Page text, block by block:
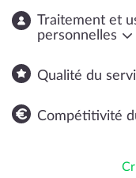
Traitement et
personnelles
Qualité du
Compétitivité